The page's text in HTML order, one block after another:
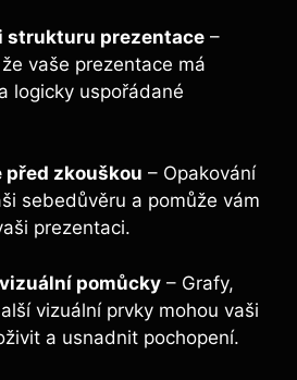
strukturu prezentace –
vaše prezentace má
logicky uspořádané
před zkouškou – Opakování
sebedůvěru a pomůže vám
prezentaci.
pomůcky – Grafy,
vizuální prvky mohou vaši
a usnadnit pochopení.